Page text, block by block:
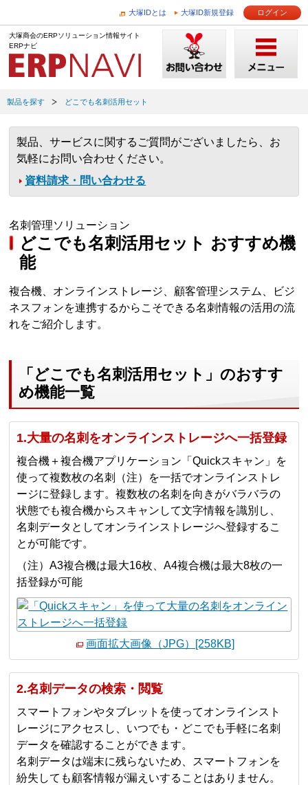
大塚IDとは 大塚ID新規登録 ログイン
大塚商会のERPソリューション情報サイト
ERPナビ
製品を探す どこでも名刺活用セット
製品、サービスに関するご質問がございましたら、お
気軽にお問い合わせください。
資料請求・問い合わせる
名刺管理ソリューション
どこでも名刺活用セット おすすめ機
能
複合機、オンラインストレージ、顧客管理システム、ビジ
ネスフォンを連携するからこそできる名刺情報の活用の流
れをご紹介します。
「どこでも名刺活用セット」のおすす
め機能一覧
1.大量の名刺をオンラインストレージへ一括登録
複合機＋複合機アプリケーション「Quickスキャン」を
使って複数枚の名刺（注）を一括でオンラインストレ
ージに登録します。複数枚の名刺を向きがバラバラの
状態でも複合機からスキャンして文字情報を識別し、
名刺データとしてオンラインストレージへ登録するこ
とが可能です。
（注）A3複合機は最大16枚、A4複合機は最大8枚の一
括登録が可能
画面拡大画像（JPG）[258KB]
2.名刺データの検索・閲覧
スマートフォンやタブレットを使ってオンラインスト
レージにアクセスし、いつでも・どこでも手軽に名刺
データを確認することができます。
名刺データは端末に残らないため、スマートフォンを
紛失しても顧客情報が漏えいすることはありません。